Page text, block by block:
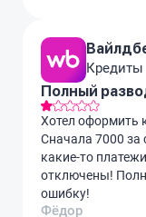
Кредиты
Полный
Хотел оформить
Сначала 7000 за
какие-то
отключены!
ошибку!
Фёдор